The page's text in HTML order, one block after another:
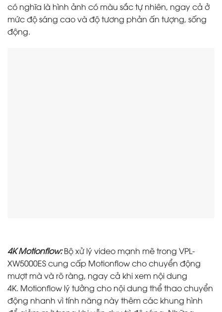
có nghĩa là hình ảnh có màu sắc tự nhiên, ngay cả ở
mức độ sáng cao và độ tương phản ấn tượng, sống
động.
4K Motionflow:Bộ xử lý video mạnh mẽ trong VPL-
XW5000ES cung cấp Motionflow cho chuyển động
mượt mà và rõ ràng, ngay cả khi xem nội dung
4K. Motionflow lý tưởng cho nội dung thể thao chuyển
động nhanh vì tính năng này thêm các khung hình